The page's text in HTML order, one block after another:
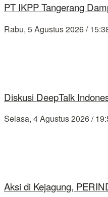
PT IKPP Tangerang
Rabu, 5 Agustus 2026 /
Diskusi DeepTalk
Selasa, 4 Agustus 2026 /
Aksi di Kejagung,